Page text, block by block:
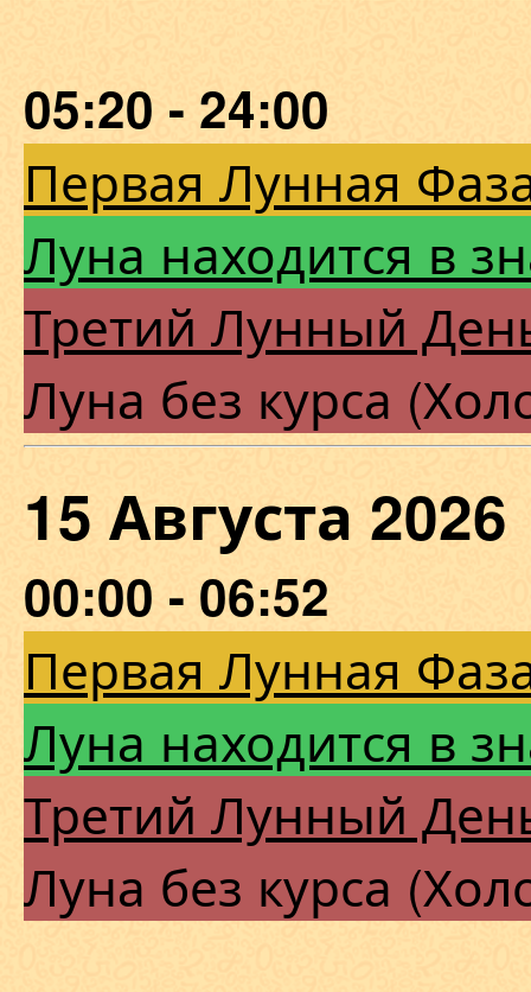
05:20 - 24:00
Первая Лунная
Луна находится в
Третий Лунный
Луна без курса
15 Августа
00:00 - 06:52
Первая Лунная
Луна находится в
Третий Лунный
Луна без курса